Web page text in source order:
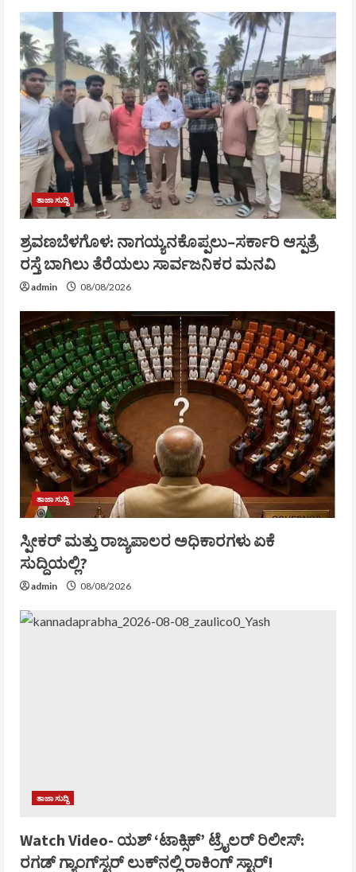
ತಾಜಾ ಸುದ್ದಿ
ಶ್ರವಣಬೆಳಗೊಳ: ನಾಗಯ್ಯನಕೊಪ್ಪಲು–ಸರ್ಕಾರಿ ಆಸ್ಪತ್ರೆ
ರಸ್ತೆ ಬಾಗಿಲು ತೆರೆಯಲು ಸಾರ್ವಜನಿಕರ ಮನವಿ
admin 08/08/2026
ತಾಜಾ ಸುದ್ದಿ
ಸ್ಪೀಕರ್ ಮತ್ತು ರಾಜ್ಯಪಾಲರ ಅಧಿಕಾರಗಳು ಏಕೆ
ಸುದ್ದಿಯಲ್ಲಿ?
admin 08/08/2026
ತಾಜಾ ಸುದ್ದಿ
Watch Video- ಯಶ್‌ ‘ಟಾಕ್ಸಿಕ್‌’ ಟ್ರೈಲರ್‌ ರಿಲೀಸ್:
ರಗಡ್‌ ಗ್ಯಾಂಗ್‌ಸ್ಟರ್‌ ಲುಕ್‌ನಲ್ಲಿ ರಾಕಿಂಗ್‌ ಸ್ಟಾರ್!